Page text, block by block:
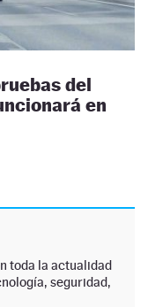
del
en
toda la actualidad
seguridad,